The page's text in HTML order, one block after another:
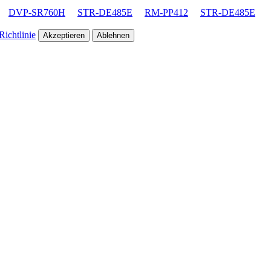
DVP-SR760H STR-DE485E RM-PP412
STR-DE485E
Akzeptieren Ablehnen